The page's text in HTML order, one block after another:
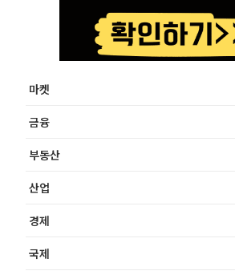
마켓
금융
부동산
산업
경제
국제